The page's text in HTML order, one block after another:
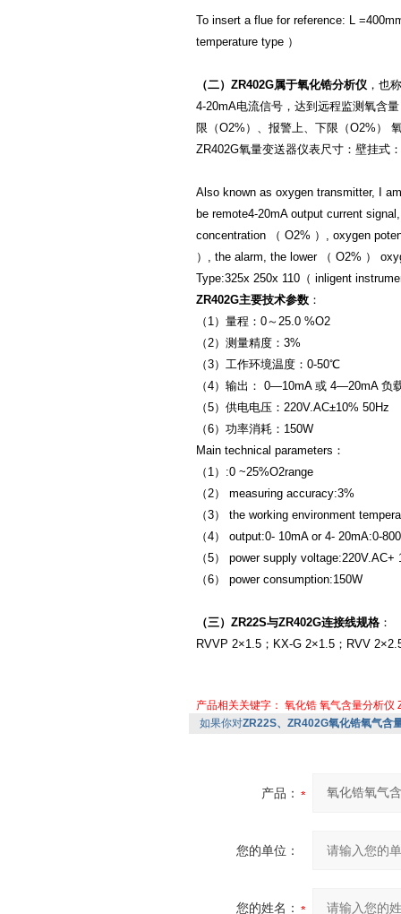
To insert aflueforreference: L =
temperature type）
（二）ZR402G属于氧化锆分析仪，也
4-20mA电流信号，达到远程监测氧含
限（O2%）、报警上、下限（O2%）
ZR402G氧量变送器仪表尺寸：壁挂式
Also known as oxygen transmitter, I
beremote4-20mA outputcurrent signal ,
concentration（ O2% ） , oxygen
） , the alarm, the lower（ O2% ）
Type:325x 250x 110（ inligent
ZR402G主要技术参数：
（1）量程：0～25.0 %O2
（2）测量精度：3%
（3）工作环境温度：0-50℃
（4）输出： 0—10mA 或 4—20mA 负
（5）供电电压：220V.AC±10% 50Hz
（6）功率消耗：150W
Main technical parameters：
（ 1） :0 ~25%O2range
（2） measuring accuracy:3%
（3）
the working environment
（4） output:0- 10mAor 4- 20mA:0-
（5） power supply voltage:220V.AC+
（6） power consumption:150W
（三）ZR22S与ZR402G连接线规格：
RVVP 2×1.5；KX-G 2×1.5；RVV
产品相关关键字： 氧化锆 氧气含量分析仪
如果你对ZR22S、ZR402G氧化锆氧气含
产品：
您的单位：
您的姓名：